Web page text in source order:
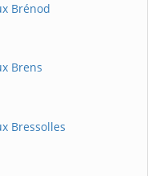
Brénod
Brens
Bressolles